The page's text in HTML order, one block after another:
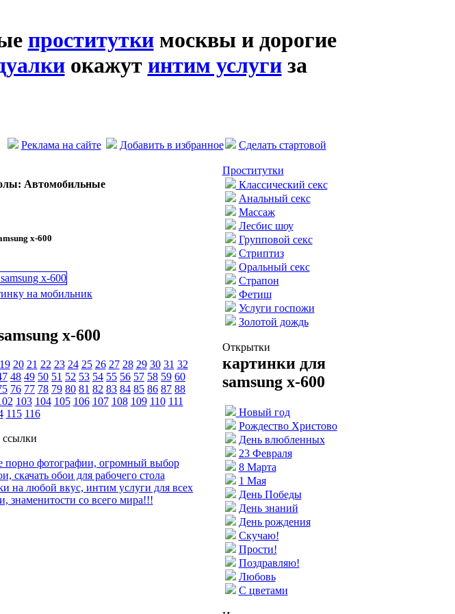
проституткимосквы и дорогие
окажут интим услугиза
Реклама на сайте Добавить в избранное Сделать стартовой
Автомобильные
x-600
на мобильник
x-600
19 20 21 22 23 24 25 26 27 28 29 30 31 32
48 49 50 51 52 53 54 55 56 57 58 59 60
76 77 78 79 80 81 82 83 84 85 86 87 88
103 104 105 106 107 108 109 110 111
115 116
порно фотографии, огромный выбор
скачать обои для рабочего стола
на любой вкус, интим услуги для всех
знаменитости со всего мира!!!
Проститутки
Классический секс
Анальный секс
Массаж
Лесбис шоу
Групповой секс
Стриптиз
Оральный секс
Страпон
Фетиш
Услуги госпожи
Золотой дождь
Открытки
картинки для
samsung x-600
Новый год
Рождество Христово
День влюбленных
23 Февраля
8 Марта
1 Мая
День Победы
День знаний
День рождения
Скучаю!
Прости!
Поздравляю!
Любовь
С цветами